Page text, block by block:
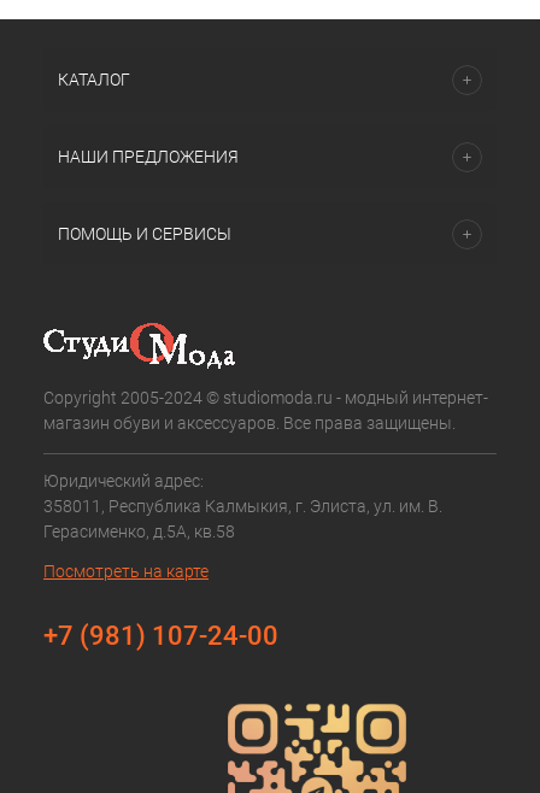
КАТАЛОГ
НАШИ ПРЕДЛОЖЕНИЯ
ПОМОЩЬ И СЕРВИСЫ
Copyright 2005-2024 © studiomoda.ru - модный интернет-
магазин обуви и аксессуаров. Все права защищены.
Юридический адрес:
358011, Республика Калмыкия, г. Элиста, ул. им. В.
Герасименко, д.5А, кв.58
Посмотреть на карте
+7 (981) 107-24-00